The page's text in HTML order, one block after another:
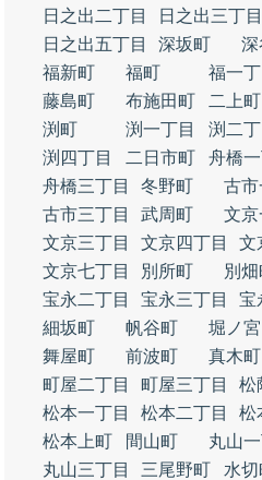
日之出二丁目
日之出三丁目
日之出五丁目
深坂町 深
福新町
福町 福一丁
藤島町
布施田町 二上町
渕町
渕一丁目 渕二丁
渕四丁目
二日市町 舟橋一
舟橋三丁目
冬野町 古市
古市三丁目
武周町 文京
文京三丁目
文京四丁目 文
文京七丁目
別所町 別
宝永二丁目
宝永三丁目 宝
細坂町
帆谷町 堀ノ宮
舞屋町
前波町 真木町
町屋二丁目
町屋三丁目 松
松本一丁目
松本二丁目 松
松本上町
間山町 丸山
丸山三丁目
三尾野町 水